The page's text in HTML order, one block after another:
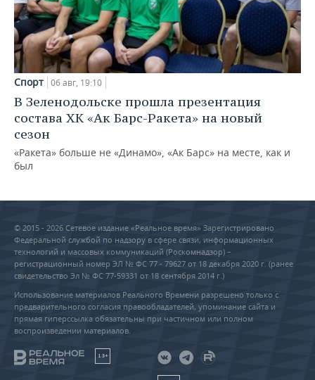
Спорт 06 авг, 19:10
В Зеленодольске прошла презентация
состава ХК «Ак Барс-Ракета» на новый
сезон
«Ракета» больше не «Динамо», «Ак Барс» на месте, как и
был
© 2015 - 2026 Сетевое издание «Реальное время» Зарегистрировано
Федеральной службой по надзору в сфере связи, информационных
технологий и массовых коммуникаций (Роскомнадзор) –
регистрационный номер ЭЛ № ФС 77 - 79627 от 18 декабря 2020 г. (ранее
свидетельство Эл № ФС 77-59331 от 18 сентября 2014 г.)
Использование материалов Реального Времени разрешено только с
предварительного согласия правообладателей, упоминание сайта и
прямая гиперссылка обязательны при частичном или полном
воспроизведении материалов.
18+